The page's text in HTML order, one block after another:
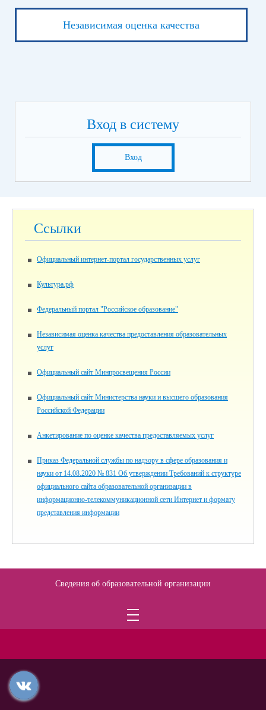
Независимая оценка качества
Вход в систему
Вход
Ссылки
Официальный интернет-портал государственных услуг
Культура.рф
Федеральный портал "Российское образование"
Независимая оценка качества предоставления образовательных
услуг
Официальный сайт Минпросвещения России
Официальный сайт Министерства науки и высшего образования
Российской Федерации
Анкетирование по оценке качества предоставляемых услуг
Приказ Федеральной службы по надзору в сфере образования и
науки от 14.08.2020 № 831 Об утверждении Требований к структуре
официального сайта образовательной организации в
информационно-телекоммуникационной сети Интернет и формату
представления информации
Сведения об образовательной организации